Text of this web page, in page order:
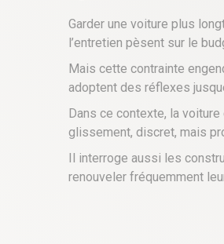
Garder une voiture plus
l’entretien pèsent sur le
Mais cette contrainte
adoptent des réflexes
Dans ce contexte, la
glissement, discret, mais
Il interroge aussi les
renouveler fréquemment